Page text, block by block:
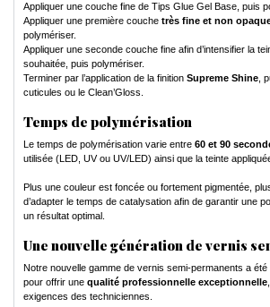
Appliquer une couche fine de Tips Glue Gel Base, puis
Appliquer une première couche très fine et non
polymériser.
Appliquer une seconde couche fine afin d’intensifier la
souhaitée, puis polymériser.
Terminer par l’application de la finition Supreme Shine,
cuticules ou le Clean’Gloss.
Temps de polymérisation
Le temps de polymérisation varie entre 60 et 90
utilisée (LED, UV ou UV/LED) ainsi que la teinte
Plus une couleur est foncée ou fortement pigmentée,
d’adapter le temps de catalysation afin de garantir une
un résultat optimal.
Une nouvelle génération de vernis
Notre nouvelle gamme de vernis semi-permanents a
pour offrir une qualité professionnelle exceptionnelle
exigences des techniciennes.